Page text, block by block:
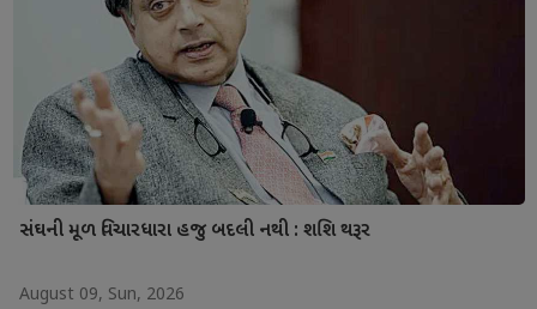
સંઘની મૂળ વિચારધારા હજુ બદલી નથી : શશિ થરૂર
August 09, Sun, 2026